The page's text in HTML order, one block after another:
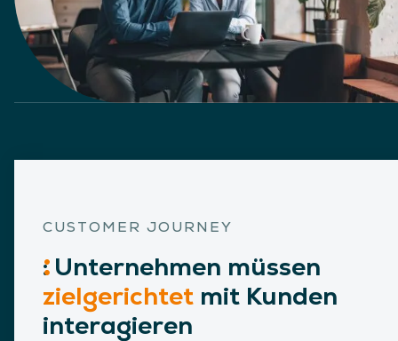
CUSTOMER JOURNEY
:Unternehmen müssen
zielgerichtet mit Kunden
interagieren